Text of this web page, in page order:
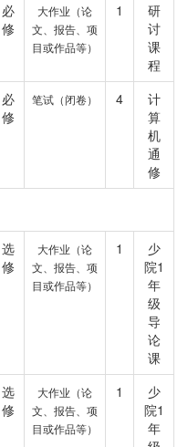
必
修
大作业（论
文、报告、项
目或作品等）
1
研
讨
课
程
必
修
笔试（闭卷） 4
计
算
机
通
修
选
修
大作业（论
文、报告、项
目或作品等）
1
少
院1
年
级
导
论
课
选
修
大作业（论
文、报告、项
目或作品等）
1
少
院1
年